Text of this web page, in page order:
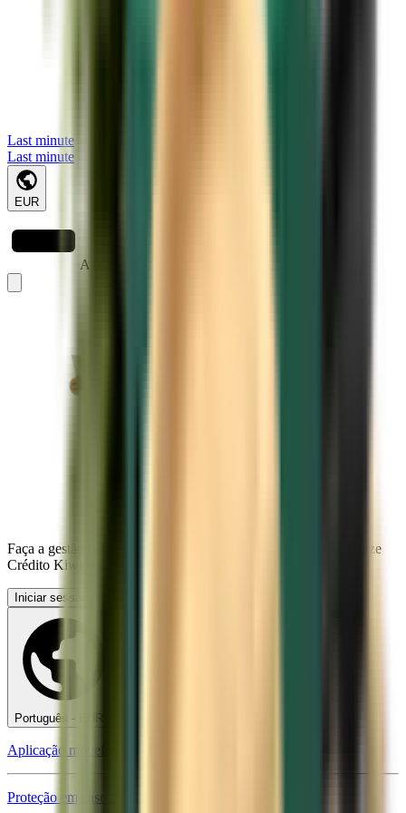
Last minute
Last minute
EUR
A carregar
Faça a gestão das suas viagens, configure Alertas de preço, utilize
Crédito Kiwi.com e obtenha apoio personalizado.
Iniciar sessão
Português - EUR €
Aplicação móvel Kiwi.com
Proteção em caso de perturbações